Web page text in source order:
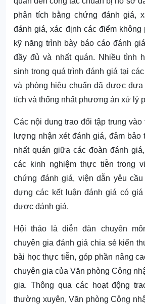
phân tích bằng chứng đánh giá,
đánh giá, xác định các điểm
kỹ năng trình bày báo cáo đánh
đầy đủ và nhất quán. Nhiều tình
sinh trong quá trình đánh giá tại
và phòng hiệu chuẩn đã được đưa
tích và thống nhất phương án xử lý
Các nội dung trao đổi tập trung vào
lượng nhận xét đánh giá, đảm bảo
nhất quán giữa các đoàn đánh
các kinh nghiệm thực tiễn trong
chứng đánh giá, viện dẫn yêu
dựng các kết luận đánh giá có
được đánh giá.
Hội thảo là diễn đàn chuyên
chuyên gia đánh giá chia sẻ kiến
bài học thực tiễn, góp phần nâng
chuyên gia của Văn phòng Công
gia. Thông qua các hoạt động
thường xuyên, Văn phòng Công